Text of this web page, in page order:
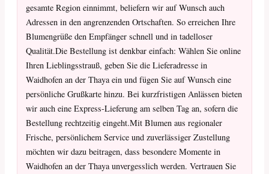
gesamte Region einnimmt, beliefern wir auf Wunsch auch
Adressen in den angrenzenden Ortschaften. So erreichen Ihre
Blumengrüße den Empfänger schnell und in tadelloser
Qualität.Die Bestellung ist denkbar einfach: Wählen Sie online
Ihren Lieblingsstrauß, geben Sie die Lieferadresse in
Waidhofen an der Thaya ein und fügen Sie auf Wunsch eine
persönliche Grußkarte hinzu. Bei kurzfristigen Anlässen bieten
wir auch eine Express-Lieferung am selben Tag an, sofern die
Bestellung rechtzeitig eingeht.Mit Blumen aus regionaler
Frische, persönlichem Service und zuverlässiger Zustellung
möchten wir dazu beitragen, dass besondere Momente in
Waidhofen an der Thaya unvergesslich werden. Vertrauen Sie